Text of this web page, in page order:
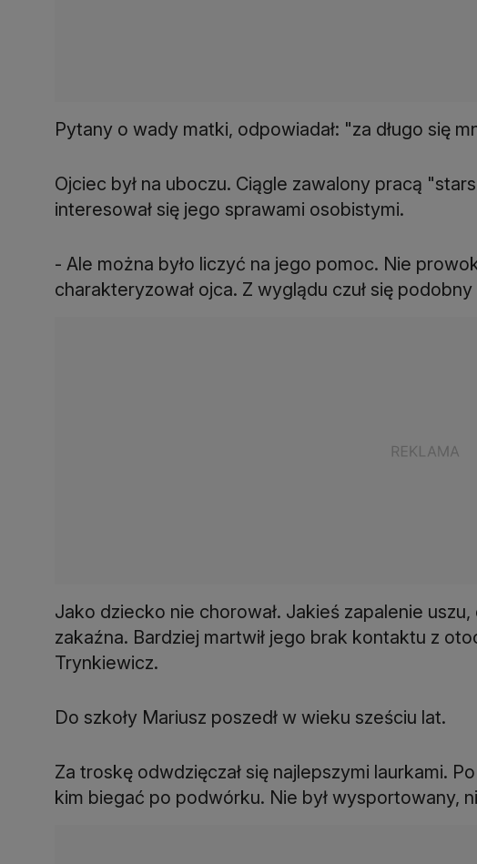
Pytany o wady matki, odpowiadał: "za długo się
Ojciec był na uboczu. Ciągle zawalony pracą
interesował się jego sprawami osobistymi.
- Ale można było liczyć na jego pomoc. Nie
charakteryzował ojca. Z wyglądu czuł się
Jako dziecko nie chorował. Jakieś zapalenie
zakaźna. Bardziej martwił jego brak kontaktu z
Trynkiewicz.
Do szkoły Mariusz poszedł w wieku sześciu lat.
Za troskę odwdzięczał się najlepszymi laurkami.
kim biegać po podwórku. Nie był wysportowany,